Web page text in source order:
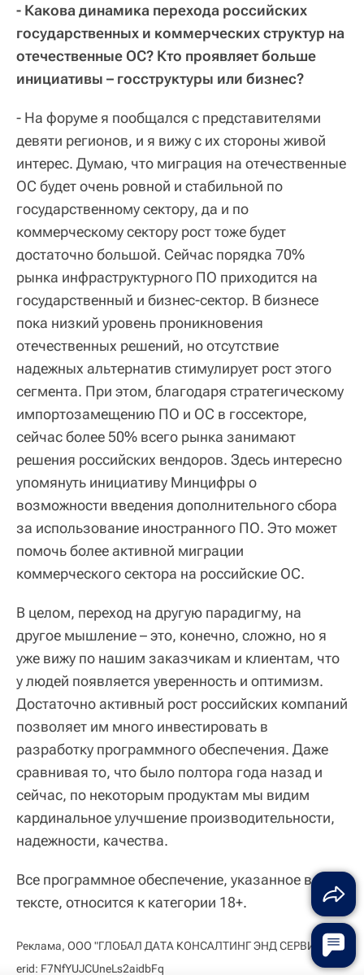
- Какова динамика перехода российских
государственных и коммерческих структур на
отечественные ОС? Кто проявляет больше
инициативы – госструктуры или бизнес?
- На форуме я пообщался с представителями
девяти регионов, и я вижу с их стороны живой
интерес. Думаю, что миграция на отечественные
ОС будет очень ровной и стабильной по
государственному сектору, да и по
коммерческому сектору рост тоже будет
достаточно большой. Сейчас порядка 70%
рынка инфраструктурного ПО приходится на
государственный и бизнес-сектор. В бизнесе
пока низкий уровень проникновения
отечественных решений, но отсутствие
надежных альтернатив стимулирует рост этого
сегмента. При этом, благодаря стратегическому
импортозамещению ПО и ОС в госсекторе,
сейчас более 50% всего рынка занимают
решения российских вендоров. Здесь интересно
упомянуть инициативу Минцифры о
возможности введения дополнительного сбора
за использование иностранного ПО. Это может
помочь более активной миграции
коммерческого сектора на российские ОС.
В целом, переход на другую парадигму, на
другое мышление – это, конечно, сложно, но я
уже вижу по нашим заказчикам и клиентам, что
у людей появляется уверенность и оптимизм.
Достаточно активный рост российских компаний
позволяет им много инвестировать в
разработку программного обеспечения. Даже
сравнивая то, что было полтора года назад и
сейчас, по некоторым продуктам мы видим
кардинальное улучшение производительности,
надежности, качества.
Все программное обеспечение, указанное в
тексте, относится к категории 18+.
Реклама, ООО "ГЛОБАЛ ДАТА КОНСАЛТИНГ ЭНД СЕРВИСЕЗ" ,
erid: F7NfYUJCUneLs2aidbFq